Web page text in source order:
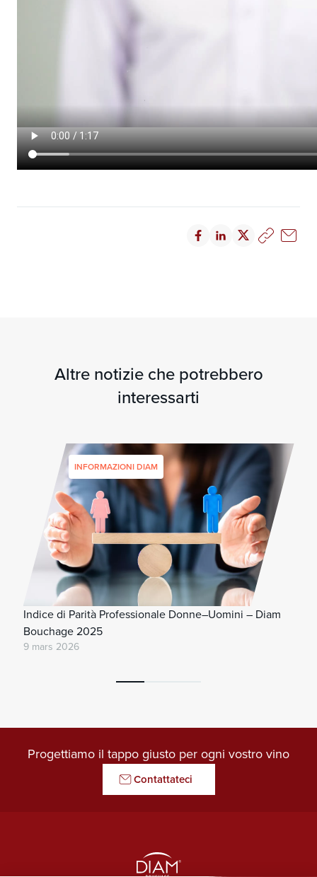
Altre notizie che potrebbero
interessarti
INFORMAZIONI DIAM
Indice di Parità Professionale Donne–Uomini – Diam
Bouchage 2025
9 mars 2026
Progettiamo il tappo giusto per ogni vostro vino
Contattateci